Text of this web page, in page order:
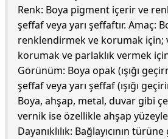
Renk: Boya pigment içerir ve
şeffaf veya yarı şeffaftır. Amaç:
renklendirmek ve korumak için;
korumak ve parlaklık vermek için
Görünüm: Boya opak (ışığı
şeffaf veya yarı şeffaf (ışığı
Boya, ahşap, metal, duvar gibi
vernik ise özellikle ahşap
Dayanıklılık: Bağlayıcının